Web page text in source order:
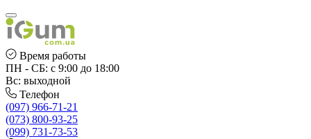
Время работы
ПН - СБ: с 9:00 до 18:00
Вс: выходной
Телефон
(097) 966-71-21
(073) 800-93-25
(099) 731-73-53